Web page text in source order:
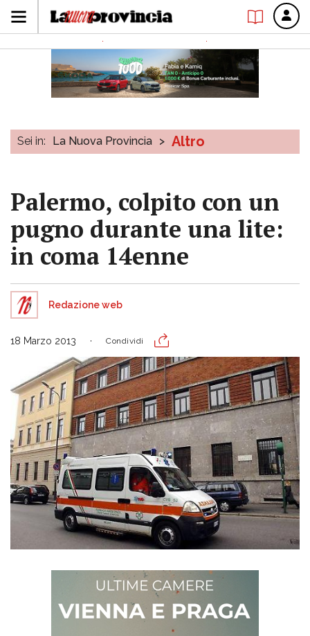
Sei in: La Nuova Provincia > Altro
Palermo, colpito con un
pugno durante una lite:
in coma 14enne
Redazione web
18 Marzo 2013 Condividi